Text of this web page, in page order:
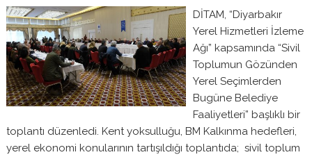
DİTAM, “Diyarbakır
Yerel Hizmetleri İzleme
Ağı” kapsamında “Sivil
Toplumun Gözünden
Yerel Seçimlerden
Bugüne Belediye
Faaliyetleri” başlıklı bir
toplantı düzenledi. Kent yoksulluğu, BM Kalkınma hedefleri,
yerel ekonomi konularının tartışıldığı toplantıda; sivil toplum